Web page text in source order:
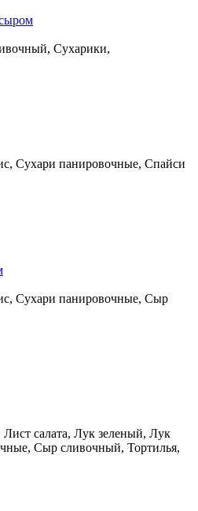
Сухарики,
Сухари панировочные, Спайси
Сухари панировочные, Сыр
салата, Лук зеленый, Лук
Сыр сливочный, Тортилья,